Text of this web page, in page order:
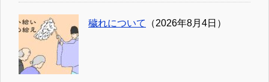
穢れについて （2026年8月4日）